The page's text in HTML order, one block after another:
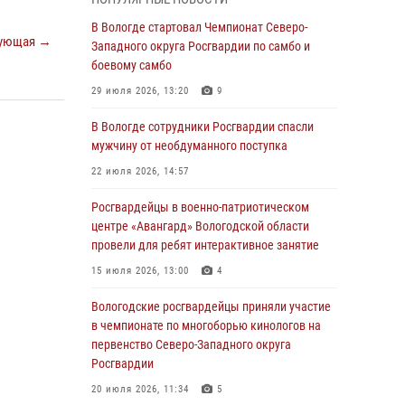
→
округа Росгвардии по спортивному и боевому
самбо
03 августа 2026, 08:54 8 1
ЗА МИНУВШУЮ НЕДЕЛЮ СОТРУДНИКАМИ
В ВОЛОГОДСКОЙ ОБЛАСТИ ЗАДЕРЖАНО 23
ПРАВОНАРУШИТЕЛЯ
02 августа 2026, 10:37
Росгвардейцы в г. Соколе задержали
несовершеннолетнего нарушителя
на питбайке
31 июля 2026, 06:43
В Вологде стартовал Чемпионат Северо-
Западного округа Росгвардии по самбо и
боевому самбо
29 июля 2026, 13:20
В Вологде стартовал Чемпионат Северо-
Западного округа Росгвардии по самбо и
боевому самбо
29 июля 2026, 13:20 9
В Вологде сотрудники Росгвардии спасли
мужчину от необдуманного поступка
22 июля 2026, 14:57
Росгвардейцы в военно-патриотическом
центре «Авангард» Вологодской области
провели для ребят интерактивное занятие
15 июля 2026, 13:00 4
Вологодские росгвардейцы приняли участие
в чемпионате по многоборью кинологов на
первенство Северо-Западного округа
Росгвардии
20 июля 2026, 11:34 5